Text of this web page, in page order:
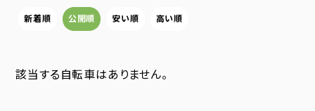
新着順 公開順 安い順 高い順
該当する自転車はありません。